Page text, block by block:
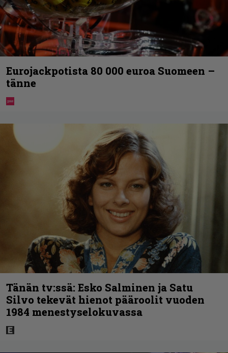
Eurojackpotista 80 000 euroa Suomeen –
tänne
Tänän tv:ssä: Esko Salminen ja Satu
Silvo tekevät hienot pääroolit vuoden
1984 menestyselokuvassa